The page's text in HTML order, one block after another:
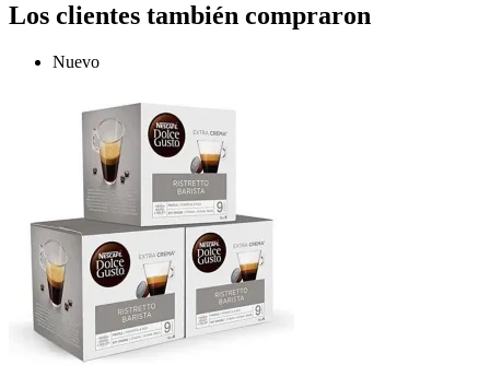
Los clientes también compraron
Nuevo